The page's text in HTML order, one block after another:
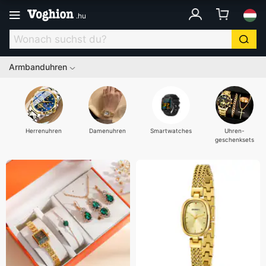
.hu
Armbanduhren
Herrenuhren Damenuhren Smartwatches
Uhren-
geschenksets